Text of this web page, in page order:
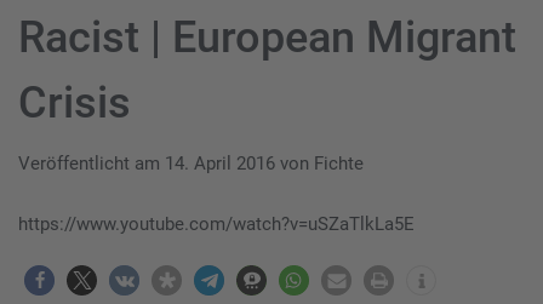
Racist | European Migrant
Crisis
Veröffentlicht am 14. April 2016 von Fichte
https://www.youtube.com/watch?v=uSZaTlkLa5E